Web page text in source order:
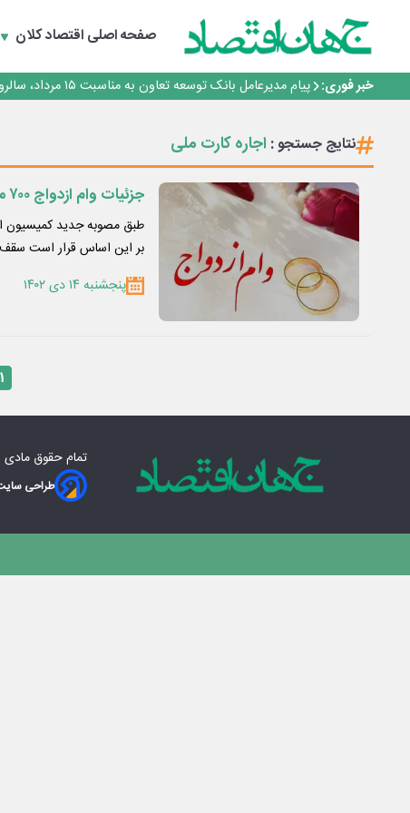
صفحه اصلیاقتصاد کلان
خبر فوری:
اجرای برنامه تحول بانک با تمرکز بر منابع پایدار، درآمدهای
بانک مهر ایران بیش از ۷۰ میلیارد تومان به برنامه‌های مسئولیت اجتماعی اختصاص داد
پیام مدیرعامل بانک توسعه تعاون به مناسبت ۱۵ مرداد، سالروز تأسیس بانک
سرپرست اداره کل روابط عمومی بیمه مرکزی منصوب شد
بانک مهر ایران بیش از ۷۰ میلیارد تومان به برنامه‌های مسئولیت اجتماعی اختصاص دادنتایج جستجو : اجاره کارت ملی
جزئیات وام ازدواج ۷۰۰ میلیون تومانی + لینک ثبت نام و مدارک لازم
طبق مصوبه جدید کمیسیون
بر این اساس قرار است
پنجشنبه ۱۴ دی ۱۴۰۲
۱
تمام حقوق
طراحی